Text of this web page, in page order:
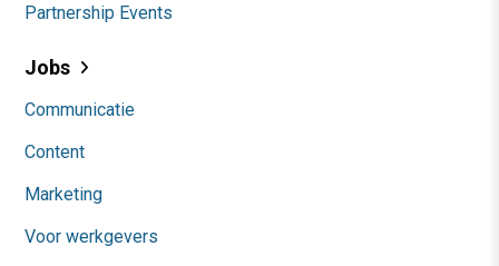
Partnership Events
Jobs
Communicatie
Content
Marketing
Voor werkgevers